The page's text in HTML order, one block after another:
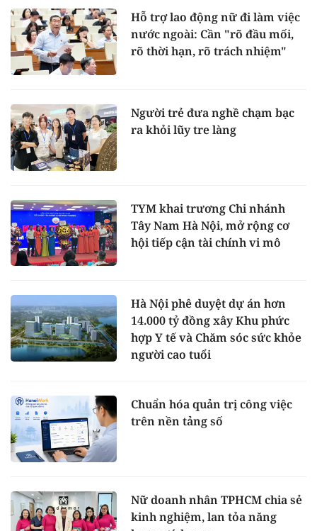
Hỗ trợ lao động nữ đi làm việc
nước ngoài: Cần "rõ đầu mối,
rõ thời hạn, rõ trách nhiệm"
Người trẻ đưa nghề chạm bạc
ra khỏi lũy tre làng
TYM khai trương Chi nhánh
Tây Nam Hà Nội, mở rộng cơ
hội tiếp cận tài chính vi mô
Hà Nội phê duyệt dự án hơn
14.000 tỷ đồng xây Khu phức
hợp Y tế và Chăm sóc sức khỏe
người cao tuổi
Chuẩn hóa quản trị công việc
trên nền tảng số
Nữ doanh nhân TPHCM chia sẻ
kinh nghiệm, lan tỏa năng